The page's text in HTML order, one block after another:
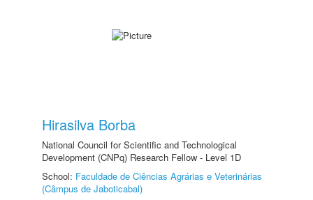
Hirasilva Borba
National Council for Scientific and Technological
Development (CNPq) Research Fellow - Level 1D
School: Faculdade de Ciências Agrárias e Veterinárias
(Câmpus de Jaboticabal)